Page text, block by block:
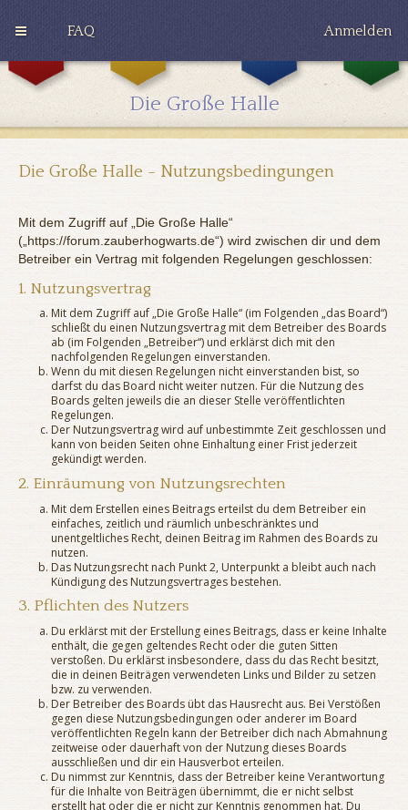
FAQ Anmelden
G
i
n
H
u
e
p
f
R
n
c
a
w
Die Große Halle
Die Große Halle - Nutzungsbedingungen
Mit dem Zugriff auf „Die Große Halle“
(„https://forum.zauberhogwarts.de“) wird zwischen dir und dem
Betreiber ein Vertrag mit folgenden Regelungen geschlossen:
1. Nutzungsvertrag
Mit dem Zugriff auf „Die Große Halle“ (im Folgenden „das Board“)
schließt du einen Nutzungsvertrag mit dem Betreiber des Boards
ab (im Folgenden „Betreiber“) und erklärst dich mit den
nachfolgenden Regelungen einverstanden.
Wenn du mit diesen Regelungen nicht einverstanden bist, so
darfst du das Board nicht weiter nutzen. Für die Nutzung des
Boards gelten jeweils die an dieser Stelle veröffentlichten
Regelungen.
Der Nutzungsvertrag wird auf unbestimmte Zeit geschlossen und
kann von beiden Seiten ohne Einhaltung einer Frist jederzeit
gekündigt werden.
2. Einräumung von Nutzungsrechten
Mit dem Erstellen eines Beitrags erteilst du dem Betreiber ein
einfaches, zeitlich und räumlich unbeschränktes und
unentgeltliches Recht, deinen Beitrag im Rahmen des Boards zu
nutzen.
Das Nutzungsrecht nach Punkt 2, Unterpunkt a bleibt auch nach
Kündigung des Nutzungsvertrages bestehen.
3. Pflichten des Nutzers
Du erklärst mit der Erstellung eines Beitrags, dass er keine Inhalte
enthält, die gegen geltendes Recht oder die guten Sitten
verstoßen. Du erklärst insbesondere, dass du das Recht besitzt,
die in deinen Beiträgen verwendeten Links und Bilder zu setzen
bzw. zu verwenden.
Der Betreiber des Boards übt das Hausrecht aus. Bei Verstößen
gegen diese Nutzungsbedingungen oder anderer im Board
veröffentlichten Regeln kann der Betreiber dich nach Abmahnung
zeitweise oder dauerhaft von der Nutzung dieses Boards
ausschließen und dir ein Hausverbot erteilen.
Du nimmst zur Kenntnis, dass der Betreiber keine Verantwortung
für die Inhalte von Beiträgen übernimmt, die er nicht selbst
erstellt hat oder die er nicht zur Kenntnis genommen hat. Du